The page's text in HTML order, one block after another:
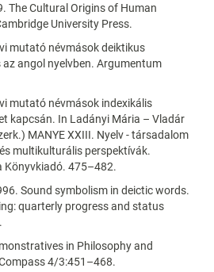
The Cultural Origins of Human
University Press.
mutató névmások deiktikus
angol nyelvben. Argumentum
mutató névmások indexikális
kapcsán. In Ladányi Mária – Vladár
MANYE XXIII. Nyelv - társadalom
multikulturális perspektívák.
Könyvkiadó. 475–482.
Sound symbolism in deictic words.
quarterly progress and status
in Philosophy and
4/3:451–468.